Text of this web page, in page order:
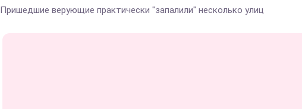
Пришедшие верующие практически "запалили" несколько улиц